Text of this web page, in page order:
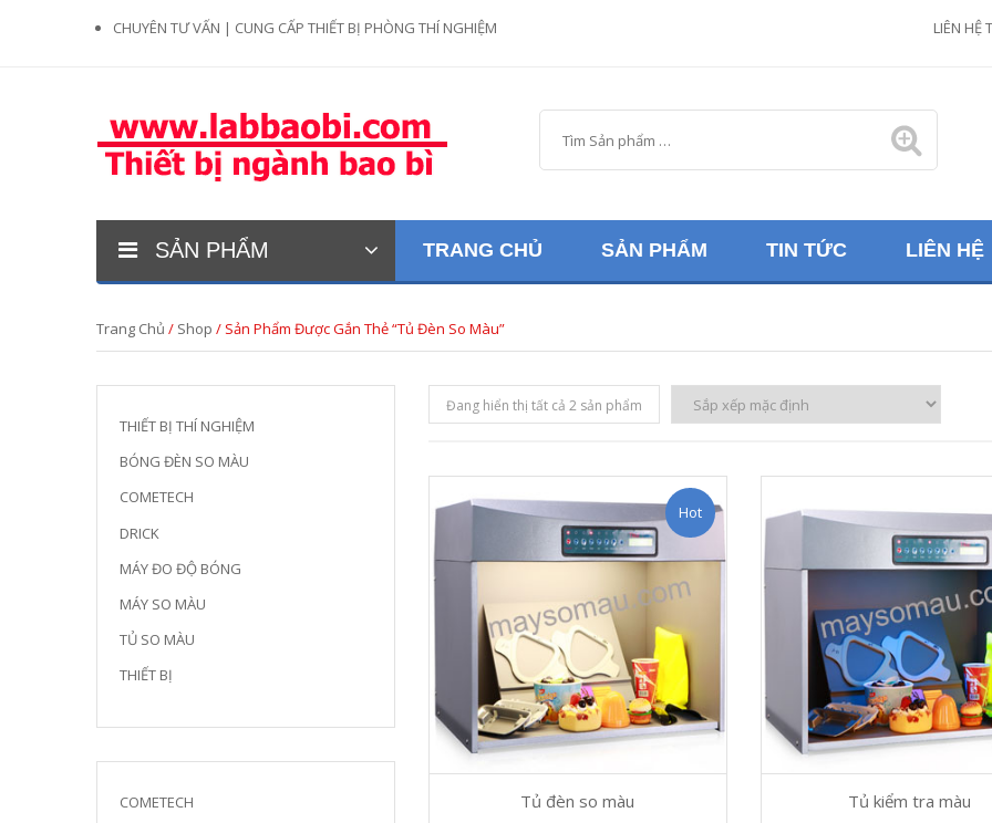
CHUYÊN TƯ VẤN | CUNG CẤP THIẾT BỊ PHÒNG THÍ NGHIỆM LIÊN HỆ
SẢN PHẨM TRANG CHỦ SẢN PHẨM TIN TỨC LIÊN HỆ
Trang Chủ / Shop / Sản Phẩm Được Gắn Thẻ “Tủ Đèn So Màu”
THIẾT BỊ THÍ NGHIỆM
BÓNG ĐÈN SO MÀU
COMETECH
DRICK
MÁY ĐO ĐỘ BÓNG
MÁY SO MÀU
TỦ SO MÀU
THIẾT BỊ
COMETECH
Đang hiển thị tất cả 2 sản phẩm
Hot
Tủ đèn so màu Tủ kiểm tra màu